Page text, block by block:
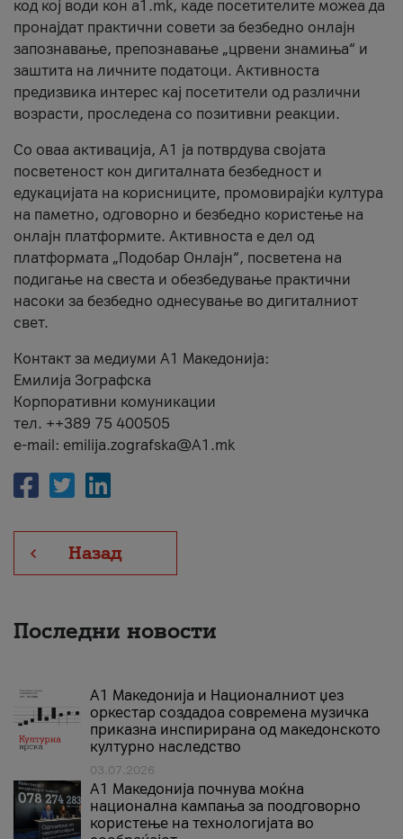
код кој води кон a1.mk, каде посетителите можеа да
пронајдат практични совети за безбедно онлајн
запознавање, препознавање „црвени знамиња“ и
заштита на личните податоци. Активноста
предизвика интерес кај посетители од различни
возрасти, проследена со позитивни реакции.
Со оваа активација, А1 ја потврдува својата
посветеност кон дигиталната безбедност и
едукацијата на корисниците, промовирајќи култура
на паметно, одговорно и безбедно користење на
онлајн платформите. Активноста е дел од
платформата „Подобар Онлајн“, посветена на
подигање на свеста и обезбедување практични
насоки за безбедно однесување во дигиталниот
свет.
Контакт за медиуми А1 Македонија:
Емилија Зографска
Корпоративни комуникации
тел. ++389 75 400505
e-mail: emilija.zografska@A1.mk
Назад
Последни новости
А1 Македонија и Националниот џез
оркестар создадоа современа музичка
приказна инспирирана од македонското
културно наследство
03.07.2026
A1 Македонија почнува моќна
национална кампања за поодговорно
користење на технологијата во